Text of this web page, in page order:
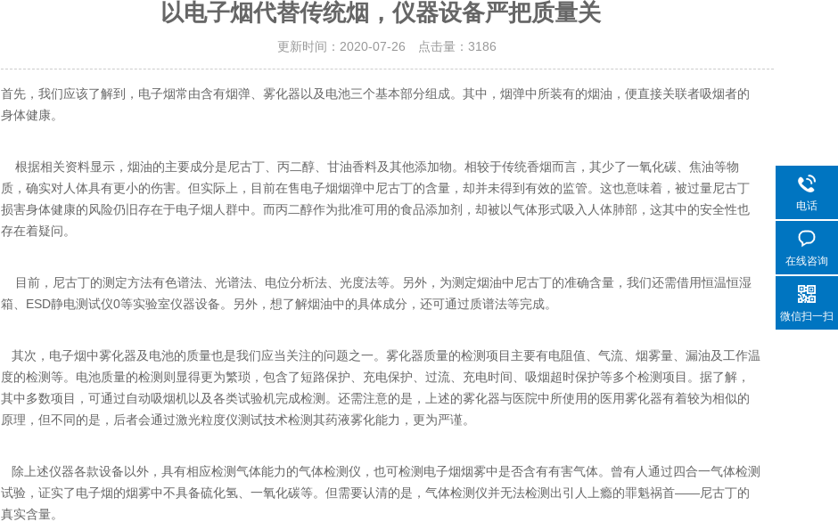
以电子烟代替传统烟，仪器设备严把质量关
更新时间：2020-07-26 点击量： 3186
首先，我们应该了解到，电子烟常由含有烟弹、雾化器以及电池三个基本部分组成。其中，烟弹中所装有的烟油，便直接关联者吸烟者的
身体健康。
根据相关资料显示，烟油的主要成分是尼古丁、丙二醇、甘油香料及其他添加物。相较于传统香烟而言，其少了一氧化碳、焦油等物
质，确实对人体具有更小的伤害。但实际上，目前在售电子烟烟弹中尼古丁的含量，却并未得到有效的监管。这也意味着，被过量尼古丁
损害身体健康的风险仍旧存在于电子烟人群中。而丙二醇作为批准可用的食品添加剂，却被以气体形式吸入人体肺部，这其中的安全性也
存在着疑问。
目前，尼古丁的测定方法有色谱法、光谱法、电位分析法、光度法等。另外，为测定烟油中尼古丁的准确含量，我们还需借用恒温恒湿
箱、 ESD静电测试仪0等实验室仪器设备。另外，想了解烟油中的具体成分，还可通过质谱法等完成。
其次，电子烟中雾化器及电池的质量也是我们应当关注的问题之一。雾化器质量的检测项目主要有电阻值、气流、烟雾量、漏油及工作温
度的检测等。电池质量的检测则显得更为繁琐，包含了短路保护、充电保护、过流、充电时间、吸烟超时保护等多个检测项目。据了解，
其中多数项目，可通过自动吸烟机以及各类试验机完成检测。还需注意的是，上述的雾化器与医院中所使用的医用雾化器有着较为相似的
原理，但不同的是，后者会通过激光粒度仪测试技术检测其药液雾化能力，更为严谨。
除上述仪器各款设备以外，具有相应检测气体能力的气体检测仪，也可检测电子烟烟雾中是否含有有害气体。曾有人通过四合一气体检测
试验，证实了电子烟的烟雾中不具备硫化氢、一氧化碳等。但需要认清的是，气体检测仪并无法检测出引人上瘾的罪魁祸首——尼古丁的
真实含量。
电话
在线咨询
微信扫一扫